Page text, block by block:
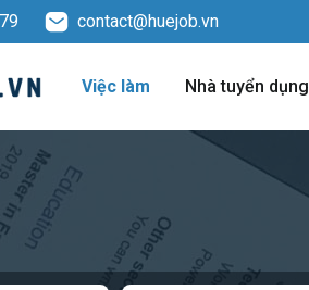
contact@huejob.vn
Việc làm Nhà tuyển dụng